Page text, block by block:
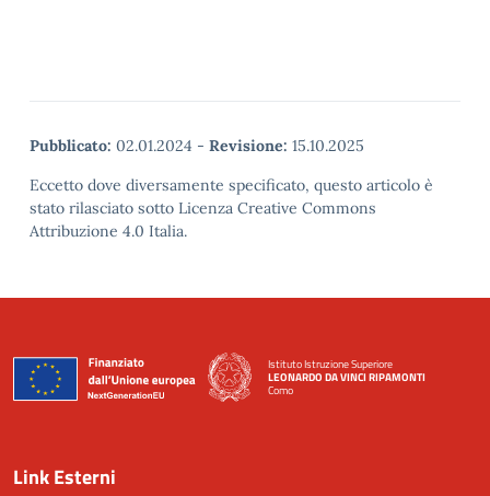
Pubblicato: 02.01.2024 - Revisione: 15.10.2025
Eccetto dove diversamente specificato, questo articolo è
stato rilasciato sotto Licenza Creative Commons
Attribuzione 4.0 Italia.
Istituto Istruzione Superiore
LEONARDO DA VINCI RIPAMONTI
Como
Link Esterni